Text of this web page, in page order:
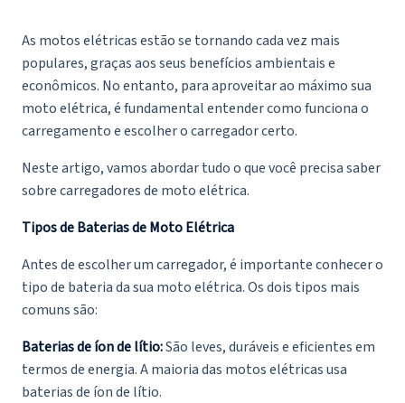
As motos elétricas estão se tornando cada vez mais
populares, graças aos seus benefícios ambientais e
econômicos. No entanto, para aproveitar ao máximo sua
moto elétrica, é fundamental entender como funciona o
carregamento e escolher o carregador certo.
Neste artigo, vamos abordar tudo o que você precisa saber
sobre carregadores de moto elétrica.
Tipos de Baterias de Moto Elétrica
Antes de escolher um carregador, é importante conhecer o
tipo de bateria da sua moto elétrica. Os dois tipos mais
comuns são:
Baterias de íon de lítio:São leves, duráveis e eficientes em
termos de energia. A maioria das motos elétricas usa
baterias de íon de lítio.